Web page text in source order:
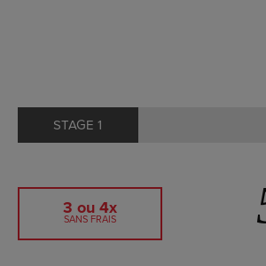
STAGE 1
3 ou 4x
SANS FRAIS